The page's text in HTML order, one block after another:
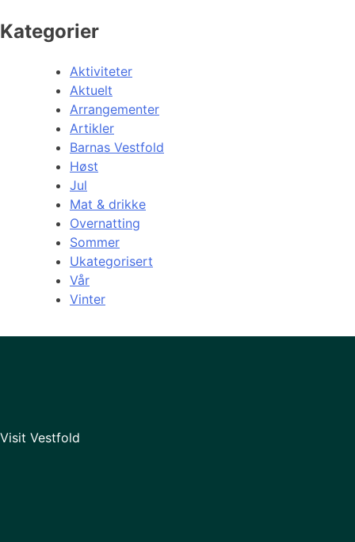
Kategorier
Aktiviteter
Aktuelt
Arrangementer
Artikler
Barnas Vestfold
Høst
Jul
Mat & drikke
Overnatting
Sommer
Ukategorisert
Vår
Vinter
Visit Vestfold